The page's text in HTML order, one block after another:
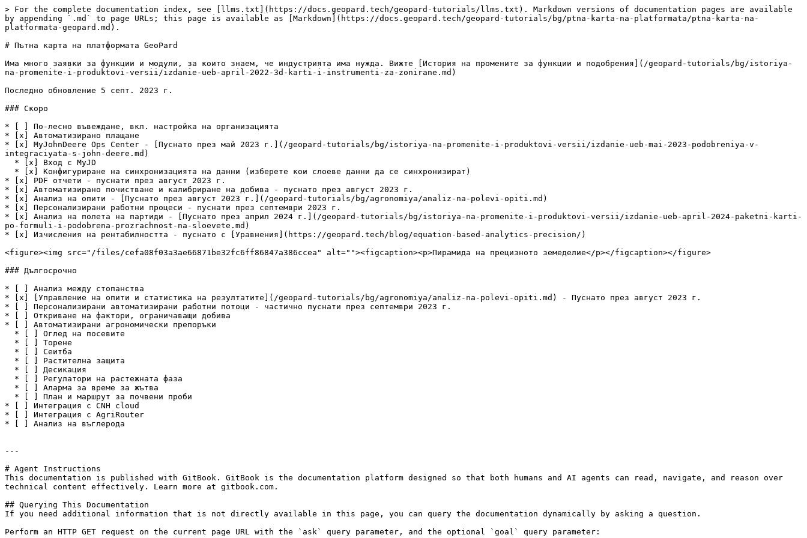
> For the complete documentation index, see [llms.txt](https://docs.geopard.tech/geopard-tutorials/llms.txt). Markdown versions of documentation pages are available
by appending `.md` to page URLs; this page is available as [Markdown](https://docs.geopard.tech/geopard-tutorials/bg/ptna-karta-na-platformata/ptna-karta-na-
platformata-geopard.md).
# Пътна карта на платформата GeoPard
Има много заявки за функции и модули, за които знаем, че индустрията има нужда. Вижте [История на промените за функции и подобрения](/geopard-tutorials/bg/istoriya-
na-promenite-i-produktovi-versii/izdanie-ueb-april-2022-3d-karti-i-instrumenti-za-zonirane.md)
Последно обновление 5 септ. 2023 г.
### Скоро
* [ ] По-лесно въвеждане, вкл. настройка на организацията
* [x] Автоматизирано плащане
* [x] MyJohnDeere Ops Center - [Пуснато през май 2023 г.](/geopard-tutorials/bg/istoriya-na-promenite-i-produktovi-versii/izdanie-ueb-mai-2023-podobreniya-v-
integraciyata-s-john-deere.md)
* [x] PDF отчети - пуснати през август 2023 г.
* [x] Автоматизирано почистване и калибриране на добива - пуснато през август 2023 г.
* [x] Анализ на опити - [Пуснато през август 2023 г.](/geopard-tutorials/bg/agronomiya/analiz-na-polevi-opiti.md)
* [x] Персонализирани работни процеси - пуснати през септември 2023 г.
* [x] Анализ на полета на партиди - [Пуснато през април 2024 г.](/geopard-tutorials/bg/istoriya-na-promenite-i-produktovi-versii/izdanie-ueb-april-2024-paketni-karti-
po-formuli-i-podobrena-prozrachnost-na-sloevete.md)
* [x] Изчисления на рентабилността - пуснато с [Уравнения](https://geopard.tech/blog/equation-based-analytics-precision/)
<figure><img src="/files/cefa08f03a3ae66871be32fc6ff86847a386ccea" alt=""><figcaption><p>Пирамида на прецизното земеделие</p></figcaption></figure>
### Дългосрочно
* [ ] Анализ между стопанства
* [x] [Управление на опити и статистика на резултатите](/geopard-tutorials/bg/agronomiya/analiz-na-polevi-opiti.md) - Пуснато през август 2023 г.
* [ ] Персонализирани автоматизирани работни потоци - частично пуснати през септември 2023 г.
* [ ] Откриване на фактори, ограничаващи добива
* [ ] Автоматизирани агрономически препоръки
* [ ] Интеграция с CNH cloud
* [ ] Интеграция с AgriRouter
* [ ] Анализ на въглерода
---
# Agent Instructions
This documentation is published with GitBook. GitBook is the documentation platform designed so that both humans and AI agents can read, navigate, and reason over
technical content effectively. Learn more at gitbook.com.
## Querying This Documentation
If you need additional information that is not directly available in this page, you can query the documentation dynamically by asking a question.
Perform an HTTP GET request on the current page URL with the `ask` query parameter, and the optional `goal` query parameter: